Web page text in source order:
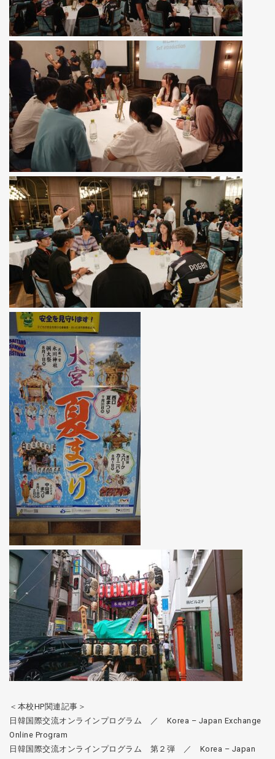
＜本校HP関連記事＞
日韓国際交流オンラインプログラム ／ Korea – Japan Exchange
Online Program
日韓国際交流オンラインプログラム 第２弾 ／ Korea – Japan